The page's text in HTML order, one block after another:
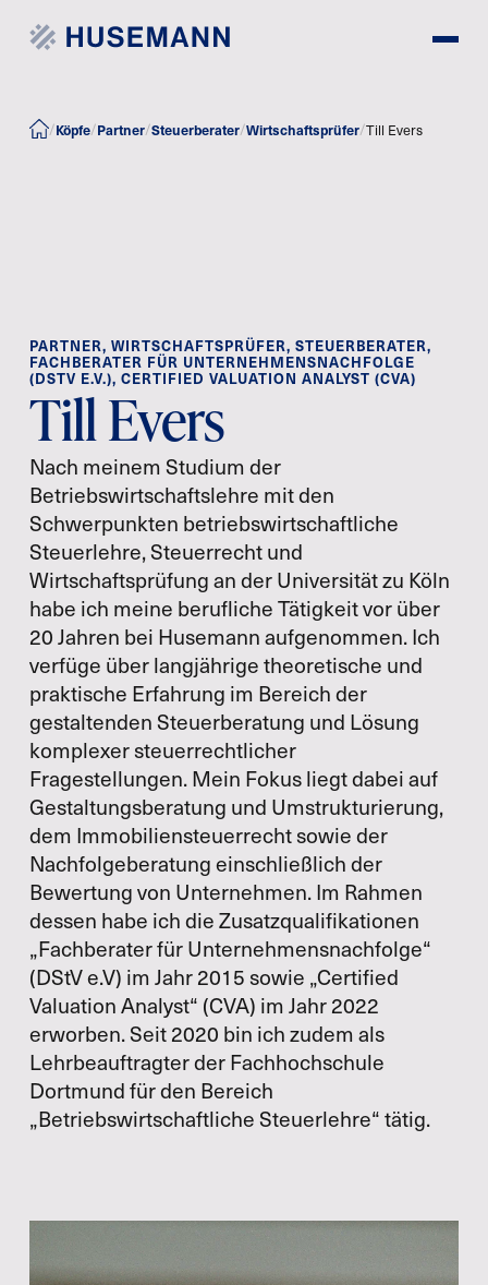
/Köpfe/Partner/Steuerberater/Wirtschaftsprüfer/Till Evers
PARTNER, WIRTSCHAFTSPRÜFER, STEUERBERATER,
FACHBERATER FÜR UNTERNEHMENSNACHFOLGE
(DSTV E.V.), CERTIFIED VALUATION ANALYST (CVA)
Till Evers
Nach meinem Studium der
Betriebswirtschaftslehre mit den
Schwerpunkten betriebswirtschaftliche
Steuerlehre, Steuerrecht und
Wirtschaftsprüfung an der Universität zu Köln
habe ich meine berufliche Tätigkeit vor über
20 Jahren bei Husemann aufgenommen. Ich
verfüge über langjährige theoretische und
praktische Erfahrung im Bereich der
gestaltenden Steuerberatung und Lösung
komplexer steuerrechtlicher
Fragestellungen. Mein Fokus liegt dabei auf
Gestaltungsberatung und Umstrukturierung,
dem Immobiliensteuerrecht sowie der
Nachfolgeberatung einschließlich der
Bewertung von Unternehmen. Im Rahmen
dessen habe ich die Zusatzqualifikationen
„Fachberater für Unternehmensnachfolge“
(DStV e.V) im Jahr 2015 sowie „Certified
Valuation Analyst“ (CVA) im Jahr 2022
erworben. Seit 2020 bin ich zudem als
Lehrbeauftragter der Fachhochschule
Dortmund für den Bereich
„Betriebswirtschaftliche Steuerlehre“ tätig.